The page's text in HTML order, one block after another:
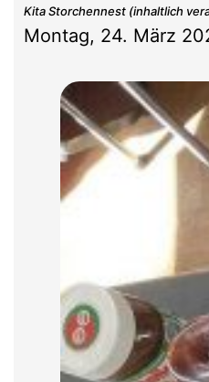
Kita Storchennest (inhaltlich
Montag, 24. März